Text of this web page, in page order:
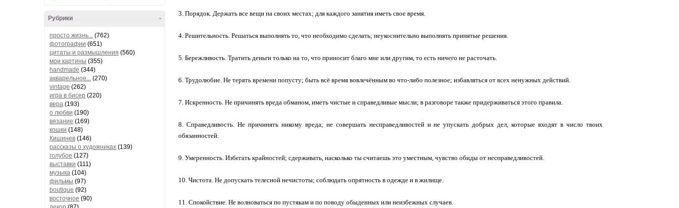
-
Рубрики
просто жизнь... (762)
фотографии (651)
цитаты и размышления (560)
мои картины (355)
handmade (344)
акварельное... (270)
vintage (262)
игра в бисер (220)
вера (193)
о любви (190)
вязание (169)
кошки (148)
Кишинев (146)
рассказы о художниках (139)
голубое (127)
выставки (111)
музыка (104)
фильмы (97)
boutique (92)
восточное (90)
3. Порядок. Держать все вещи на своих местах; для каждого занятия иметь свое время.
4. Решительность. Решаться выполнять то, что необходимо сделать; неукоснительно выполнять принятые решения.
5. Бережливость. Тратить деньги только на то, что приносит благо мне или другим, то есть ничего не рас­точать.
6. Трудолюбие. Не терять времени попусту; быть всё время вовлечённым во что-либо полезное; избавляться от всех ненужных действий.
7. Искренность. Не причинять вреда обманом, иметь чистые и справедливые мысли; в разговоре также придержи­ваться этого правила.
8. Справедливость. Не причинять никому вреда; не со­вершать несправедливостей и не упускать добрых дел, кото­рые входят в число твоих
обязанностей.
9. Умеренность. Избегать крайностей; сдерживать, на­сколько ты считаешь это уместным, чувство обиды от несправедливостей.
10. Чистота. Не допускать телесной нечистоты; соблю­дать опрятность в одежде и в жилище.
11. Спокойствие. Не волноваться по пустякам и по по­воду обыденных или неизбежных случаев.